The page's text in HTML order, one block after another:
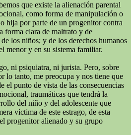
que existe la alienación parental
como forma de manipulación o
hija por parte de un progenitor contra
forma clara de maltrato y de
los niños; y de los derechos humanos
menor y en su sistema familiar.
ni psiquiatra, ni jurista. Pero, sobre
lo tanto, me preocupa y nos tiene que
el punto de vista de las consecuencias
traumáticas que tendrá la
del niño y del adolescente que
víctima de este estrago, de esta
progenitor alienado y su grupo